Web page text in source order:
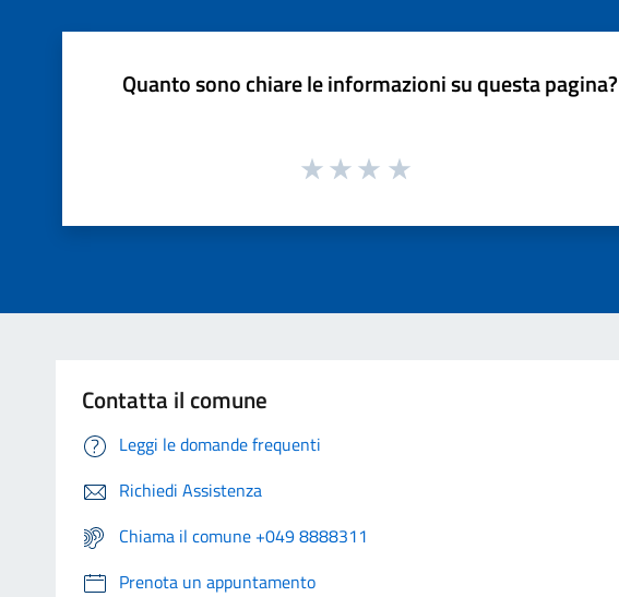
Quanto sono chiare le informazioni su questa pagina?
Contatta il comune
Leggi le domande frequenti
Richiedi Assistenza
Chiama il comune +049 8888311
Prenota un appuntamento